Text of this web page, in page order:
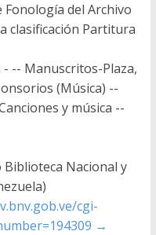
Fonología del Archivo
clasificación Partitura
-- Manuscritos-Plaza,
(Música) --
y música --
Nacional y
cgi-
→